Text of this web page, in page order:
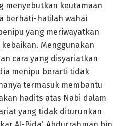
menyebutkan keutamaan
berhati-hatilah wahai
yang meriwayatkan
Menggunakan
cara yang disyariatkan
menipu berarti tidak
termasuk membantu
hadits atas Nabi dalam
yang tidak diturunkan